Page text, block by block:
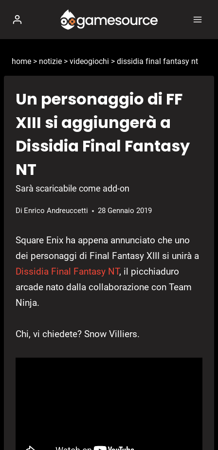
contenuto
home > notizie > videogiochi > dissidia final fantasy nt
Un personaggio di FF
XIII si aggiungerà a
Dissidia Final Fantasy
NT
Sarà scaricabile come add-on
Di Enrico Andreuccetti 28 Gennaio 2019
Square Enix ha appena annunciato che uno
dei personaggi di Final Fantasy XIII si unirà a
Dissidia Final Fantasy NT, il picchiaduro
arcade nato dalla collaborazione con Team
Ninja.
Chi, vi chiedete? Snow Villiers.